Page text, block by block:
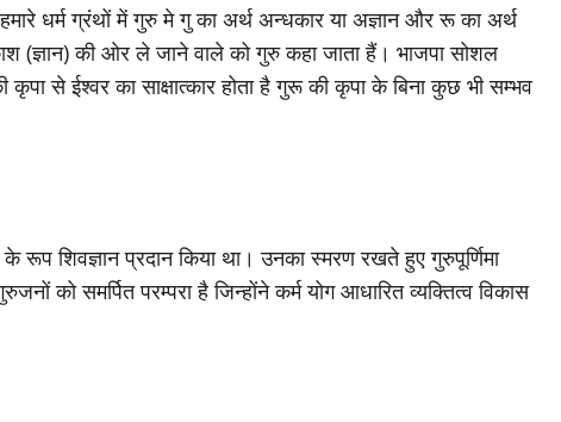
धर्म ग्रंथों में गुरु मे गु का अर्थ अन्धकार या अज्ञान और रू का अर्थ
(ज्ञान) की ओर ले जाने वाले को गुरु कहा जाता हैं। भाजपा सोशल
से ईश्वर का साक्षात्कार होता है गुरू की कृपा के बिना कुछ भी सम्भव
रूप शिवज्ञान प्रदान किया था। उनका स्मरण रखते हुए गुरुपूर्णिमा
को समर्पित परम्परा है जिन्होंने कर्म योग आधारित व्यक्तित्व विकास